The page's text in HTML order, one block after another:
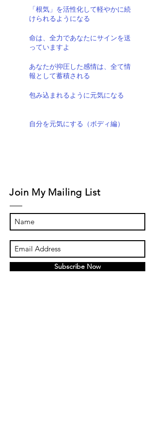
「根気」を活性化して軽やかに続
けられるようになる
命は、全力であなたにサインを送
っていますよ
あなたが抑圧した感情は、全て情
報として蓄積される
包み込まれるように元気になる
自分を元気にする（ボディ編）
Join My Mailing List
Subscribe Now